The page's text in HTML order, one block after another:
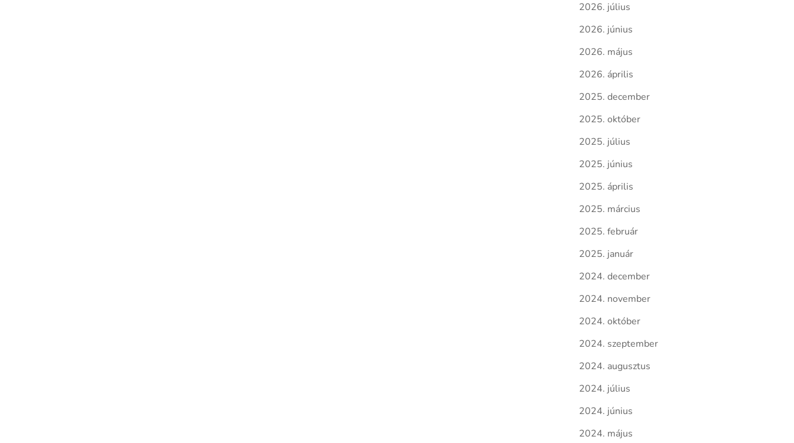
2026. július
2026. június
2026. május
2026. április
2025. december
2025. október
2025. július
2025. június
2025. április
2025. március
2025. február
2025. január
2024. december
2024. november
2024. október
2024. szeptember
2024. augusztus
2024. július
2024. június
2024. május